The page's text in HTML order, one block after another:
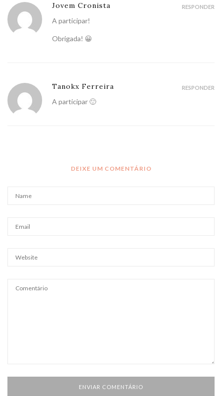
Jovem Cronista
A participar!
Obrigada! 😀
RESPONDER
Tanokx Ferreira
A participar 🙂
RESPONDER
DEIXE UM COMENTÁRIO